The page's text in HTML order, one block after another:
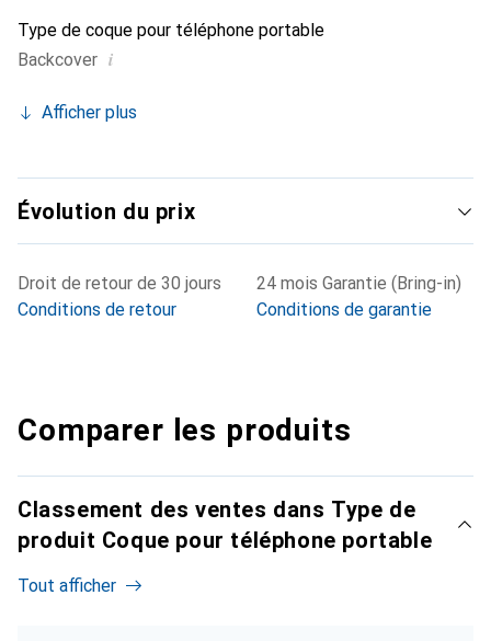
Type de coque pour téléphone portable
Backcover i
Afficher plus
Évolution du prix
Droit de retour de 30 jours
Conditions de retour
24 mois Garantie (Bring-in)
Conditions de garantie
Comparer les produits
Classement des ventes dans Type de
produit Coque pour téléphone portable
Tout afficher